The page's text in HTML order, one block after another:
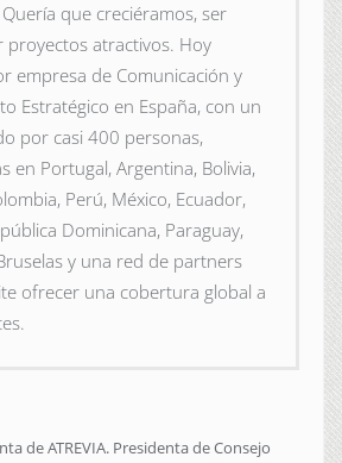
que creciéramos, ser
proyectos atractivos. Hoy
empresa de Comunicación y
Estratégico en España, con un
por casi 400 personas,
en Portugal, Argentina, Bolivia,
Perú, México, Ecuador,
Dominicana, Paraguay,
y una red de partners
ofrecer una cobertura global a
de ATREVIA. Presidenta de Consejo